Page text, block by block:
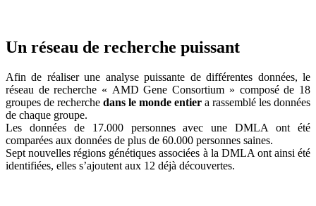
Un réseau de recherche puissant
Afin de réaliser une analyse puissante de différentes données, le
réseau de recherche « AMD Gene Consortium » composé de 18
groupes de recherche dans le monde entier a rassemblé les données
de chaque groupe.
Les données de 17.000 personnes avec une DMLA ont été
comparées aux données de plus de 60.000 personnes saines.
Sept nouvelles régions génétiques associées à la DMLA ont ainsi été
identifiées, elles s’ajoutent aux 12 déjà découvertes.